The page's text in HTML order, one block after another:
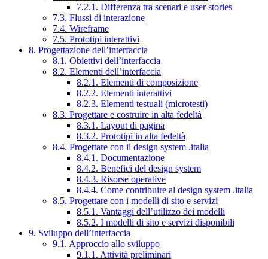
7.2.1. Differenza tra scenari e user stories
7.3. Flussi di interazione
7.4. Wireframe
7.5. Prototipi interattivi
8. Progettazione dell’interfaccia
8.1. Obiettivi dell’interfaccia
8.2. Elementi dell’interfaccia
8.2.1. Elementi di composizione
8.2.2. Elementi interattivi
8.2.3. Elementi testuali (microtesti)
8.3. Progettare e costruire in alta fedeltà
8.3.1. Layout di pagina
8.3.2. Prototipi in alta fedeltà
8.4. Progettare con il design system .italia
8.4.1. Documentazione
8.4.2. Benefici del design system
8.4.3. Risorse operative
8.4.4. Come contribuire al design system .italia
8.5. Progettare con i modelli di sito e servizi
8.5.1. Vantaggi dell’utilizzo dei modelli
8.5.2. I modelli di sito e servizi disponibili
9. Sviluppo dell’interfaccia
9.1. Approccio allo sviluppo
9.1.1. Attività preliminari